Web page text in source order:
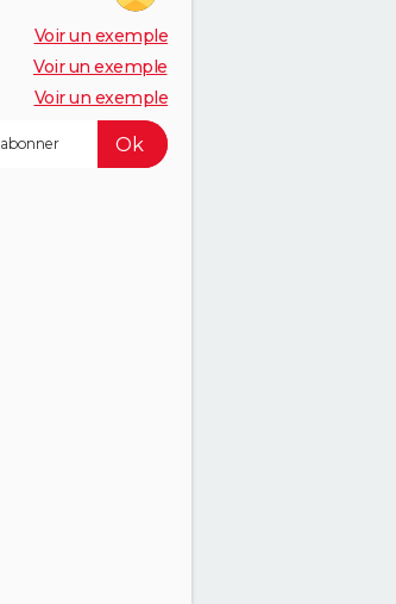
Voir un exemple
Voir un exemple
Voir un exemple